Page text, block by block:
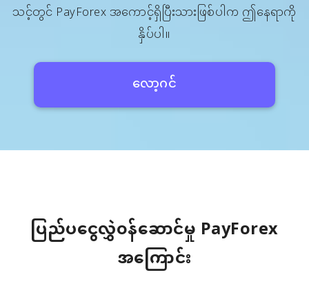
သင့်တွင် PayForex အကောင့်ရှိပြီးသားဖြစ်ပါက ဤနေရာကို
နှိပ်ပါ။
လော့ဂင်
ပြည်ပငွေလွှဲ၀န်ဆောင်မှု PayForex
အကြောင်း